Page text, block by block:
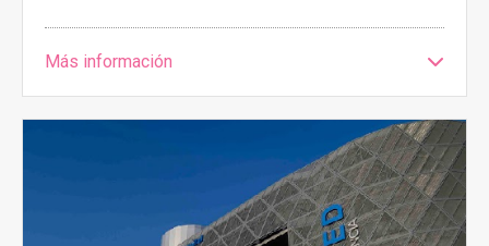
Más información